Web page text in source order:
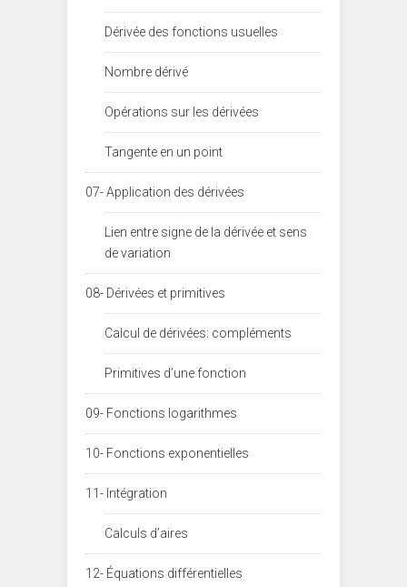
Dérivée des fonctions usuelles
Nombre dérivé
Opérations sur les dérivées
Tangente en un point
07- Application des dérivées
Lien entre signe de la dérivée et sens
de variation
08- Dérivées et primitives
Calcul de dérivées: compléments
Primitives d’une fonction
09- Fonctions logarithmes
10- Fonctions exponentielles
11- Intégration
Calculs d’aires
12- Équations différentielles